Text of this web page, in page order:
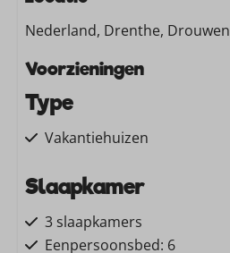
Nederland, Drenthe, Drouwen
Voorzieningen
Type
Vakantiehuizen
Slaapkamer
3 slaapkamers
Eenpersoonsbed: 6